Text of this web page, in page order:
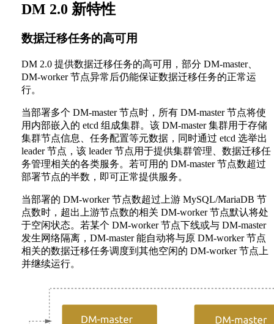
DM 2.0 新特性
数据迁移任务的高可用
DM 2.0 提供数据迁移任务的高可用，部分 DM-master、
DM-worker 节点异常后仍能保证数据迁移任务的正常运
行。
当部署多个 DM-master 节点时，所有 DM-master 节点将使
用内部嵌入的 etcd 组成集群。该 DM-master 集群用于存储
集群节点信息、任务配置等元数据，同时通过 etcd 选举出
leader 节点，该 leader 节点用于提供集群管理、数据迁移任
务管理相关的各类服务。若可用的 DM-master 节点数超过
部署节点的半数，即可正常提供服务。
当部署的 DM-worker 节点数超过上游 MySQL/MariaDB 节
点数时，超出上游节点数的相关 DM-worker 节点默认将处
于空闲状态。若某个 DM-worker 节点下线或与 DM-master
发生网络隔离，DM-master 能自动将与原 DM-worker 节点
相关的数据迁移任务调度到其他空闲的 DM-worker 节点上
并继续运行。